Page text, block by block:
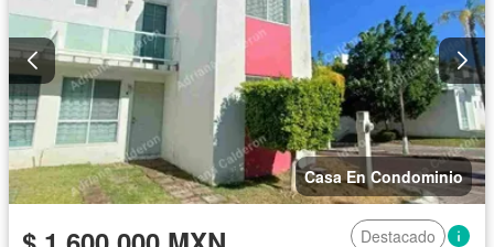
Casa En Condominio
Destacado